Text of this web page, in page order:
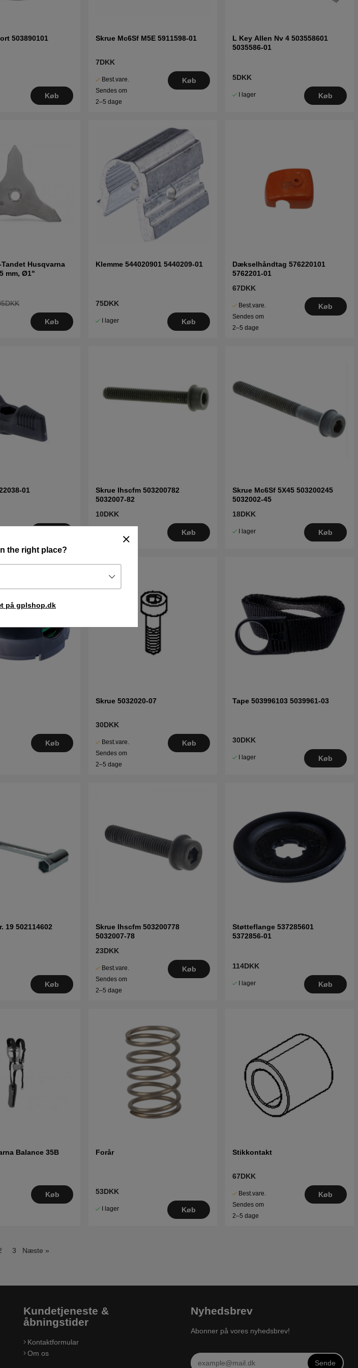
the right place?
på gplshop.dk
503890101
Køb
Skrue Mc6Sf M5E 5911598-01
7DKK
Best.vare.
Sendes om
2–5 dage
Køb
L Key Allen Nv 4 503558601
5035586-01
5DKK
I lager Køb
Husqvarna
mm, Ø1"
Køb
Klemme 544020901 5440209-01
75DKK
I lager Køb
Dækselhåndtag 576220101
5762201-01
67DKK
Best.vare.
Sendes om
2–5 dage
Køb
01
Skrue Ihscfm 503200782
5032007-82
10DKK
Køb
Skrue Mc6Sf 5X45 503200245
5032002-45
18DKK
I lager Køb
Køb
Skrue 5032020-07
30DKK
Best.vare.
Sendes om
2–5 dage
Køb
Tape 503996103 5039961-03
30DKK
I lager Køb
19 502114602
Køb
Skrue Ihscfm 503200778
5032007-78
23DKK
Best.vare.
Sendes om
2–5 dage
Køb
Støtteflange 537285601
5372856-01
114DKK
I lager Køb
Balance 35B
Køb
Forår
53DKK
I lager Køb
Stikkontakt
67DKK
Best.vare.
Sendes om
2–5 dage
Køb
3 Næste »
Kundetjeneste &
åbningstider
Kontaktformular
Om os
Nyhedsbrev
Abonner på vores nyhedsbrev!
Sende